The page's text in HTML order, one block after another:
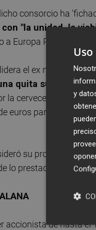
consorcio ha
"la unidad, la
a Europa Press en
el ex ministro de
quita superior al
la cervecera Damm,
euros para hacerse
su propuesta
lo prestado.
accionista de hasta el
y